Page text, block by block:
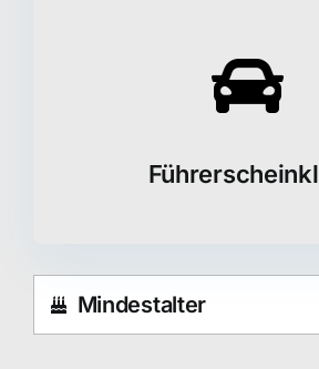
Mindestalter